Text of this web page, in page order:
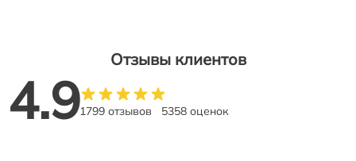
Отзывы клиентов
4.91799 отзывов 5358 оценок